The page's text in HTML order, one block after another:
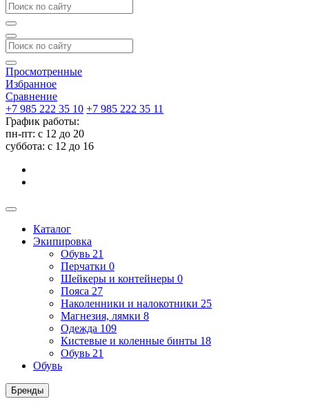
Просмотренные
Избранное
Сравнение
+7 985 222 35 10 +7 985 222 35 11
График работы:
пн-пт: с 12 до 20
суббота: c 12 до 16
Каталог
Экипировка
Обувь 21
Перчатки 0
Шейкеры и контейнеры 0
Пояса 27
Наколенники и налокотники 25
Магнезия, лямки 8
Одежда 109
Кистевые и коленные бинты 18
Обувь 21
Обувь
Бренды